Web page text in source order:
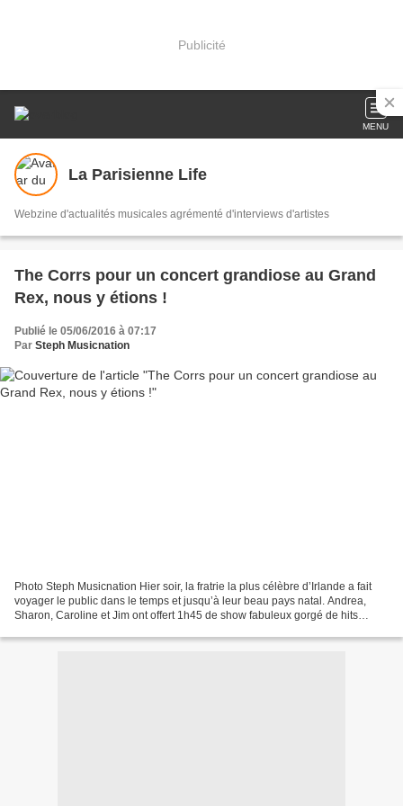
Publicité
MENU
La Parisienne Life
Webzine d'actualités musicales agrémenté d'interviews d'artistes
The Corrs pour un concert grandiose au Grand
Rex, nous y étions !
Publié le 05/06/2016 à 07:17
Par Steph Musicnation
Photo Steph Musicnation Hier soir, la fratrie la plus célèbre d’Irlande a fait
voyager le public dans le temps et jusqu’à leur beau pays natal. Andrea,
Sharon, Caroline et Jim ont offert 1h45 de show fabuleux gorgé de hits